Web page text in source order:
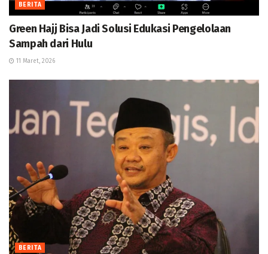
BERITA
Green Hajj Bisa Jadi Solusi Edukasi Pengelolaan
Sampah dari Hulu
11 Maret, 2026
BERITA